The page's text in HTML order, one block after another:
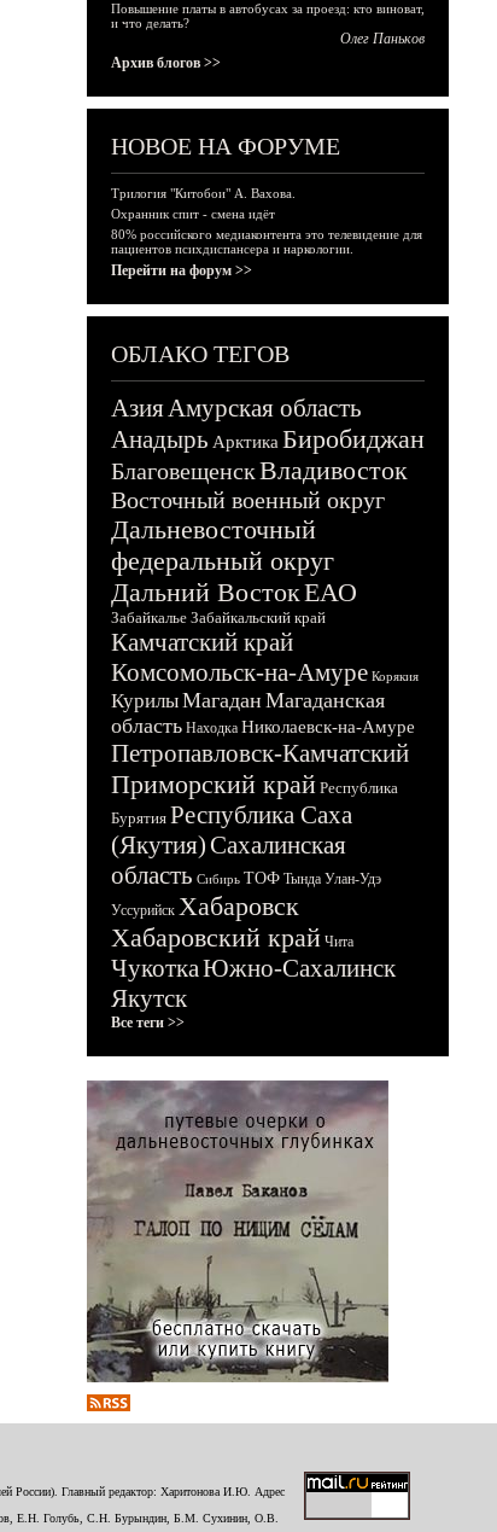
Повышение платы в автобусах за проезд: кто виноват,
и что делать?
Олег Паньков
Архив блогов >>
НОВОЕ НА ФОРУМЕ
Трилогия "Китобои" А. Вахова.
Охранник спит - смена идёт
80% российского медиаконтента это телевидение для
пациентов психдиспансера и наркологии.
Перейти на форум >>
ОБЛАКО ТЕГОВ
АзияАмурская область
Анадырь Арктика Биробиджан
БлаговещенскВладивосток
Восточный военный округ
Дальневосточный
федеральный округ
Дальний ВостокЕАО
Забайкалье Забайкальский край
Камчатский край
Комсомольск-на-Амуре Корякия
КурилыМагадан Магаданская
область Находка Николаевск-на-Амуре
Петропавловск-Камчатский
Приморский край Республика
Бурятия Республика Саха
(Якутия)Сахалинская
область Сибирь ТОФ Тында Улан-Удэ
Уссурийск Хабаровск
Хабаровский край Чита
ЧукоткаЮжно-Сахалинск
Якутск
Все теги >>
России). Главный редактор: Харитонова И.Ю. Адрес
Е.Н. Голубь, С.Н. Бурындин, Б.М. Сухинин, О.В.